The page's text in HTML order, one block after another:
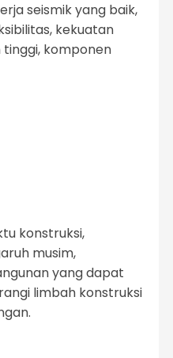
seismik yang baik,
kekuatan
tinggi, komponen
konstruksi,
musim,
yang dapat
limbah konstruksi